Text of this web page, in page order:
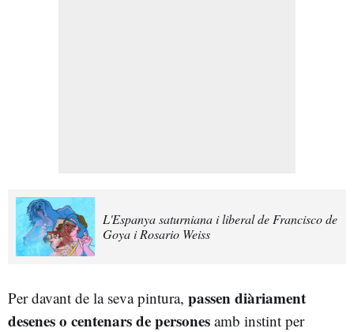
L'Espanya saturniana i liberal de Francisco de
Goya i Rosario Weiss
Per davant de la seva pintura, passen diàriament
desenes o centenars de persones amb instint per